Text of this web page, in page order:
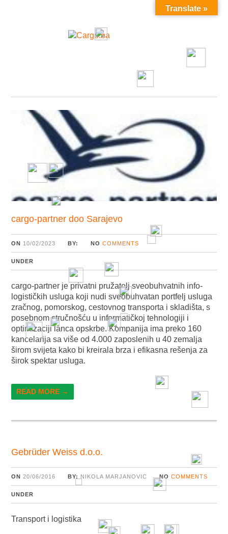
MENU
cargo-partner doo Sarajevo
ON 10/02/2023 BY: NO COMMENTS
UNDER
cargo-partner je privatni pružatelj sveobuhvatnih info-
logističkih usluga koji nudi sveobuhvatan portfelj usluga
zračnog, pomorskog, cestovnog transporta i skladišta, s
posebnom stručnošću u informatičkoj tehnologiji i
optimizaciji lanca opskrbe. Kompanija ima preko 160
kancelarija sa više od 4.000 zaposlenih u 40 zemalja
širom svijeta kako bi kreirala brza i efikasna rešenja za
širok spektar usluga.
READ MORE →
Gebrüder Weiss d.o.o.
ON 20/06/2016 BY: NIKOLA MARJANOVIC NO COMMENTS
UNDER
Transport i logistika
Translate »